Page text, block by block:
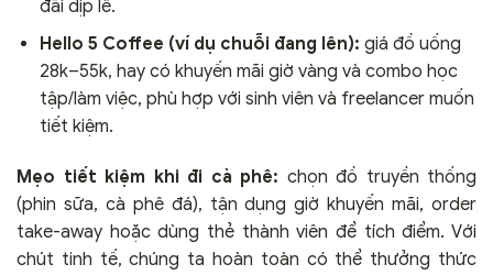
đãi dịp lễ.
Hello 5 Coffee (ví dụ chuỗi đang lên): giá đồ uống
28k–55k, hay có khuyến mãi giờ vàng và combo học
tập/làm việc, phù hợp với sinh viên và freelancer muốn
tiết kiệm.
Mẹo tiết kiệm khi đi cà phê: chọn đồ truyền thống
(phin sữa, cà phê đá), tận dụng giờ khuyến mãi, order
take-away hoặc dùng thẻ thành viên để tích điểm. Với
chút tinh tế, chúng ta hoàn toàn có thể thưởng thức